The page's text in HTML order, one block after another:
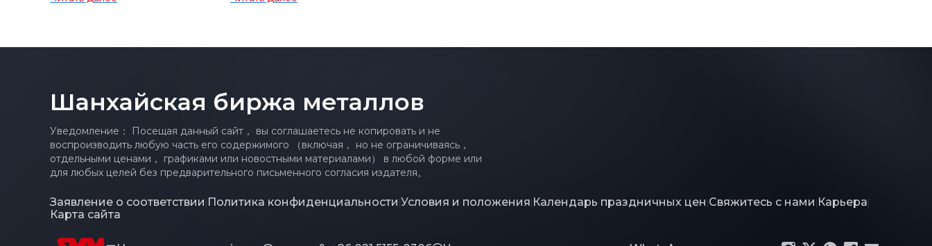
июле, вырастет ли
Шанхайская биржа металлов
Уведомление： Посещая данный сайт， вы соглашаетесь не копировать и не
воспроизводить любую часть его содержимого （включая， но не ограничиваясь，
отдельными ценами， графиками или новостными материалами） в любой форме или
для любых целей без предварительного письменного согласия издателя。
Заявление о соответствии|Политика конфиденциальности|Условия и положения|Календарь праздничных цен|Свяжитесь с нами|Карьера|
Карта сайта